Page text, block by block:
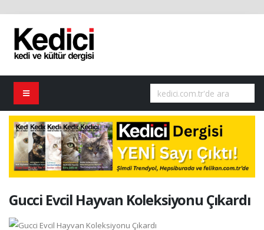
Gucci Evcil Hayvan Koleksiyonu Çıkardı